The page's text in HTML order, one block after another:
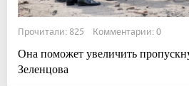
Прочитали: 825 Комментарии: 0
Она поможет увеличить
Зеленцова